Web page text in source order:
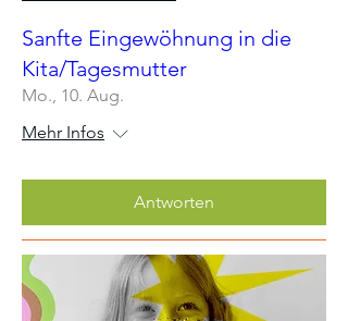
Sanfte Eingewöhnung in die
Kita/Tagesmutter
Mo., 10. Aug.
Mehr Infos
Antworten